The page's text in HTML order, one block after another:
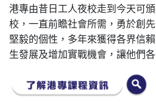
港專由昔日工人夜校走到今天可
校，一直前瞻社會所需，勇於創
堅毅的個性，多年來獲得各界信
生發展及增加實戰機會，讓他們